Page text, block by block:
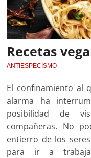
Recetas
ANTIESPECISMO
El confinamiento al
alarma ha
posibilidad de
compañeras. No
entierro de los
para ir a